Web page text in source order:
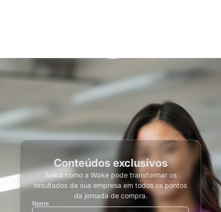
Conteúdos exclusivos
Saiba como a Wake pode transformar os
resultados da sua empresa em todos os pontos
da jornada de compra.
Nome